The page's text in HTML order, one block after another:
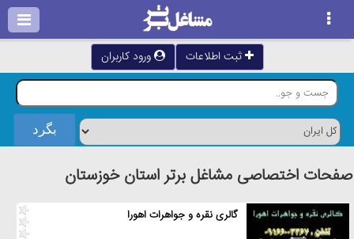
ثبت اطلاعات ورود کاربران
صفحات اختصاصی مشاغل برتر استان خوزستان
گالری نقره و جواهرات اهورا